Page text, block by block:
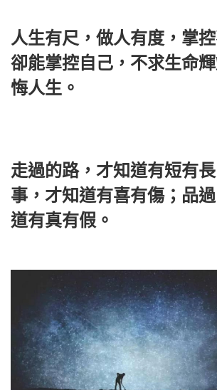
人生有尺，做人有度，掌控
卻能掌控自己，不求生命
悔人生。
走過的路，才知道有短有
事，才知道有喜有傷；品
道有真有假。